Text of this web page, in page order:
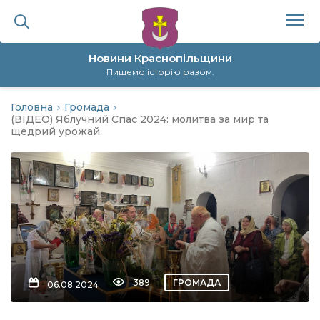
Новини Краснопільщини
Пишемо історію разом.
політика
Головна
Громада
(ВІДЕО) Яблучний Спас 2024: молитва за мир та
щедрий урожай
06.08.2024 389 ГРОМАДА